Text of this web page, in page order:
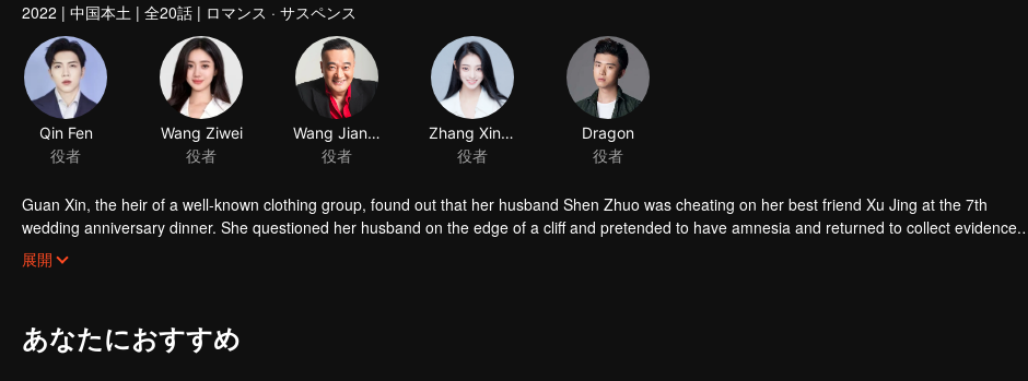
2022 | 中国本土 | 全20話 | ロマンス · サスペンス
Qin Fen
役者
Wang Ziwei
役者
Wang Jianxin
役者
Zhang Xintong
役者
Dragon
役者
Guan Xin, the heir of a well-known clothing group, found out that her husband Shen Zhuo was cheating on her best friend Xu Jing at the 7th
wedding anniversary dinner. She questioned her husband on the edge of a cliff and pretended to have amnesia and returned to collect evidence.
Xu Jing always wanted Shen Zhuo to divorce and be with her. Zhuo has devoted himself to fighting for property, where will everyone on the cliff go?
展開
あなたにおすすめ